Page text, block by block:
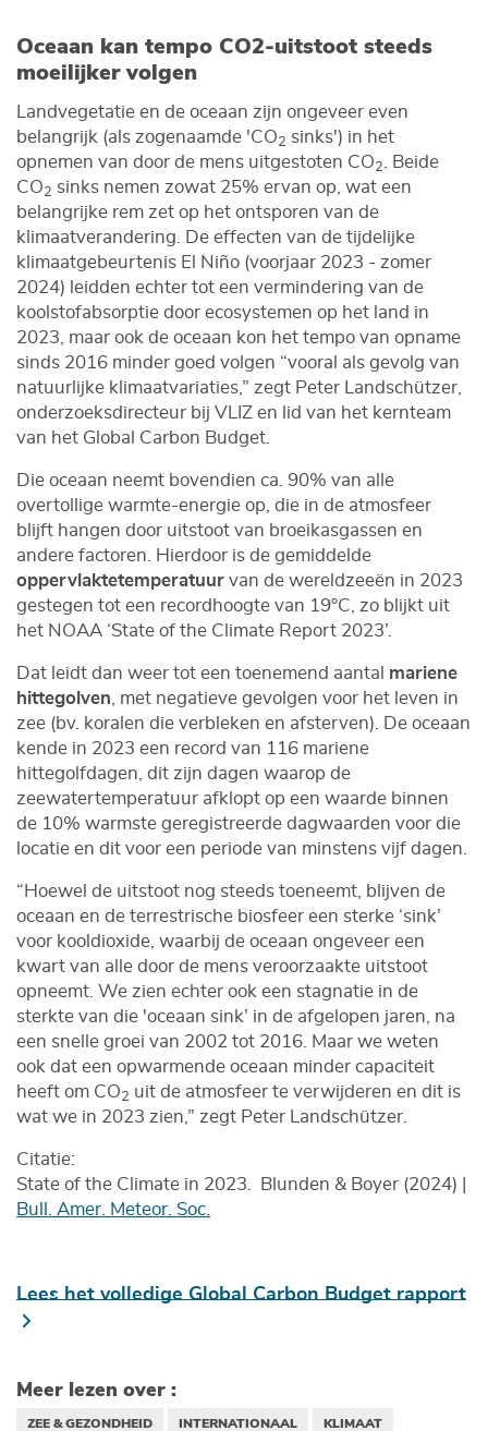
Oceaan kan tempo CO2-uitstoot steeds
moeilijker volgen
Landvegetatie en de oceaan zijn ongeveer even
belangrijk (als zogenaamde 'CO2 sinks') in het
opnemen van door de mens uitgestoten CO2
. Beide
CO2 sinks nemen zowat 25% ervan op, wat een
belangrijke rem zet op het ontsporen van de
klimaatverandering. De effecten van de tijdelijke
klimaatgebeurtenis El Niño (voorjaar 2023 - zomer
2024) leidden echter tot een vermindering van de
koolstofabsorptie door ecosystemen op het land in
2023, maar ook de oceaan kon het tempo van opname
sinds 2016 minder goed volgen “vooral als gevolg van
natuurlijke klimaatvariaties,” zegt Peter Landschützer,
onderzoeksdirecteur bij VLIZ en lid van het kernteam
van het Global Carbon Budget.
Die oceaan neemt bovendien ca. 90% van alle
overtollige warmte-energie op, die in de atmosfeer
blijft hangen door uitstoot van broeikasgassen en
andere factoren. Hierdoor is de gemiddelde
oppervlaktetemperatuur van de wereldzeeën in 2023
gestegen tot een recordhoogte van 19°C, zo blijkt uit
het NOAA ‘State of the Climate Report 2023’.
Dat leidt dan weer tot een toenemend aantal mariene
hittegolven , met negatieve gevolgen voor het leven in
zee (bv. koralen die verbleken en afsterven). De oceaan
kende in 2023 een record van 116 mariene
hittegolfdagen, dit zijn dagen waarop de
zeewatertemperatuur afklopt op een waarde binnen
de 10% warmste geregistreerde dagwaarden voor die
locatie en dit voor een periode van minstens vijf dagen.
“Hoewel de uitstoot nog steeds toeneemt, blijven de
oceaan en de terrestrische biosfeer een sterke ‘sink’
voor kooldioxide, waarbij de oceaan ongeveer een
kwart van alle door de mens veroorzaakte uitstoot
opneemt. We zien echter ook een stagnatie in de
sterkte van die 'oceaan sink’ in de afgelopen jaren, na
een snelle groei van 2002 tot 2016. Maar we weten
ook dat een opwarmende oceaan minder capaciteit
heeft om CO2 uit de atmosfeer te verwijderen en dit is
wat we in 2023 zien,” zegt Peter Landschützer.
Citatie:
State of the Climate in 2023. Blunden & Boyer (2024) |
Bull. Amer. Meteor. Soc.
Lees het volledige Global Carbon Budget rapport
Meer lezen over :
ZEE & GEZONDHEID INTERNATIONAAL
KLIMAAT